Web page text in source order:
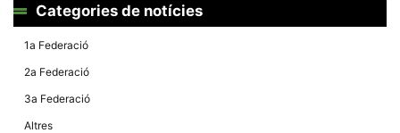
Categories de notícies
1a Federació
2a Federació
3a Federació
Altres
emmagatzemen